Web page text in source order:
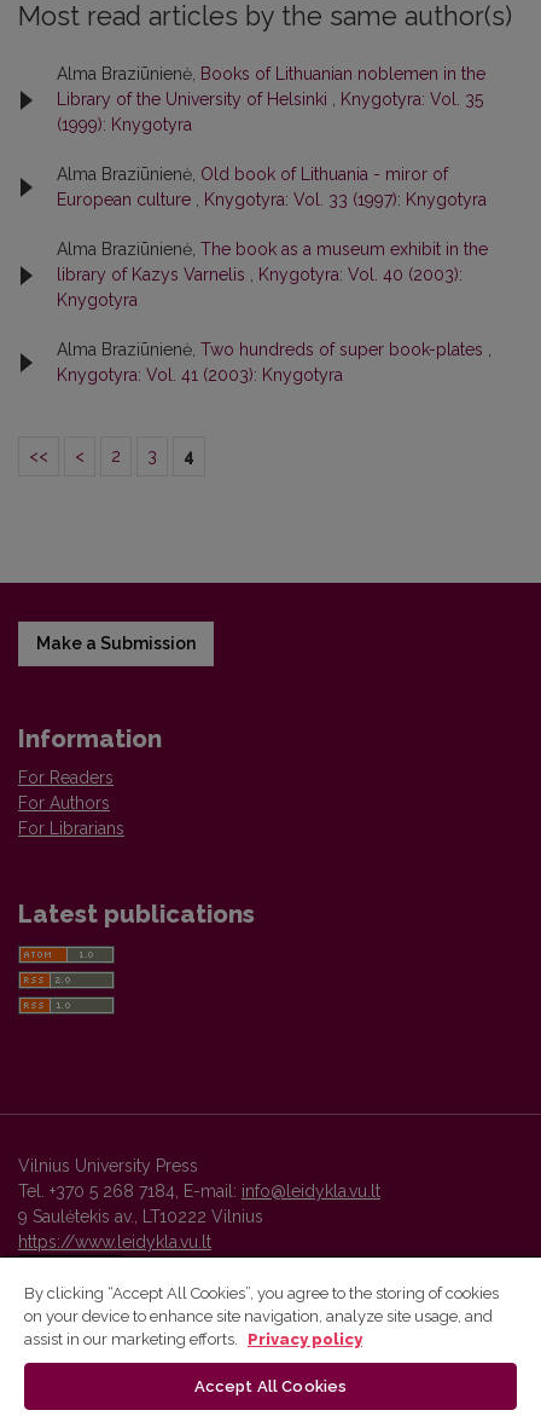
Most read articles by the same author(s)
Alma Braziūnienė, Books of Lithuanian noblemen in the
Library of the University of Helsinki , Knygotyra: Vol. 35
(1999): Knygotyra
Alma Braziūnienė, Old book of Lithuania - miror of
European culture , Knygotyra: Vol. 33 (1997): Knygotyra
Alma Braziūnienė, The book as a museum exhibit in the
library of Kazys Varnelis , Knygotyra: Vol. 40 (2003):
Knygotyra
Alma Braziūnienė, Two hundreds of super book-plates ,
Knygotyra: Vol. 41 (2003): Knygotyra
<< < 2 3 4
Make a Submission
Information
For Readers
For Authors
For Librarians
Latest publications
Vilnius University Press
Tel. +370 5 268 7184, E-mail: info@leidykla.vu.lt
9 Saulėtekis av., LT10222 Vilnius
https://www.leidykla.vu.lt
Vilnius University Press platform and metadata are distributed by
By clicking “Accept All Cookies”, you agree to the storing of cookies
on your device to enhance site navigation, analyze site usage, and
assist in our marketing efforts.
Privacy policy
Accept All Cookies